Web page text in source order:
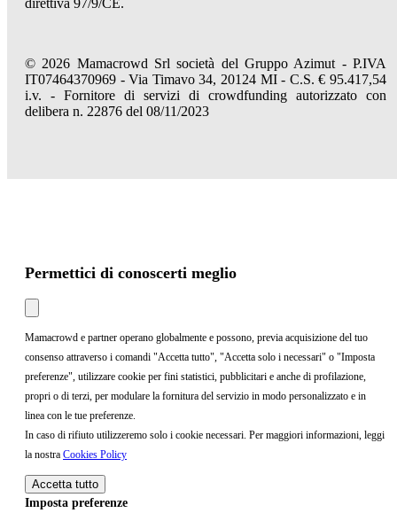
direttiva 97/9/CE.
© 2026 Mamacrowd Srl società del Gruppo Azimut - P.IVA
IT07464370969 - Via Timavo 34, 20124 MI - C.S. € 95.417,54
i.v. - Fornitore di servizi di crowdfunding autorizzato con
delibera n. 22876 del 08/11/2023
Permettici di conoscerti meglio
Mamacrowd e partner operano globalmente e possono, previa acquisizione del tuo
consenso attraverso i comandi "Accetta tutto", "Accetta solo i necessari" o "Imposta
preferenze", utilizzare cookie per fini statistici, pubblicitari e anche di profilazione,
propri o di terzi, per modulare la fornitura del servizio in modo personalizzato e in
linea con le tue preferenze.
In caso di rifiuto utilizzeremo solo i cookie necessari. Per maggiori informazioni, leggi
la nostra Cookies Policy
Accetta tutto
Imposta preferenze